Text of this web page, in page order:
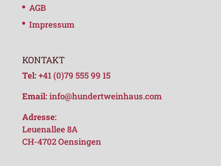
AGB
Impressum
KONTAKT
Tel:+41 (0)79 555 99 15
Email:info@hundertweinhaus.com
Adresse:
Leuenallee 8A
CH-4702 Oensingen